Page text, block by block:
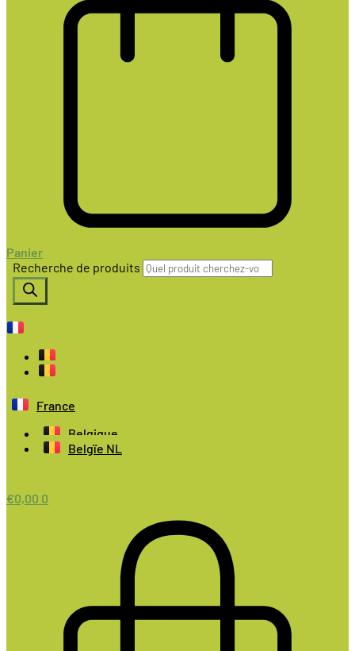
Panier
Recherche de produits
France
Belgique
Belgïe NL
€0,00 0